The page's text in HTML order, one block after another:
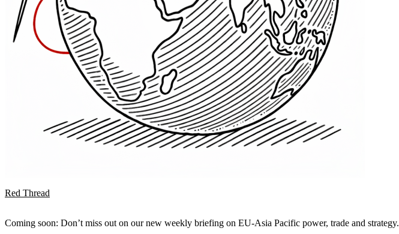
Red Thread
Coming soon: Don’t miss out on our new weekly briefing on EU-Asia Pacific power, trade and strategy.